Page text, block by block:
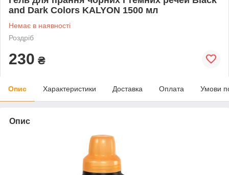
and Dark Colors KALYON 1500 мл
Немає в наявності
Роздріб
230 ₴
Опис Характеристики Доставка Оплата Умови
Опис